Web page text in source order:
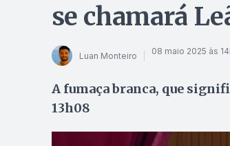
se chamará
Luan Monteiro 08 maio 2025 às
A fumaça branca, que
13h08